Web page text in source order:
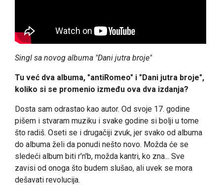
Singl sa novog albuma "Dani jutra broje"
Tu već dva albuma, "antiRomeo" i "Dani jutra broje",
koliko si se promenio između ova dva izdanja?
Dosta sam odrastao kao autor. Od svoje 17. godine
pišem i stvaram muziku i svake godine si bolji u tome
što radiš. Oseti se i drugačiji zvuk, jer svako od albuma
do albuma želi da ponudi nešto novo. Možda će se
sledeći album biti r'n'b, možda kantri, ko zna... Sve
zavisi od onoga što budem slušao, ali uvek se mora
dešavati revolucija.